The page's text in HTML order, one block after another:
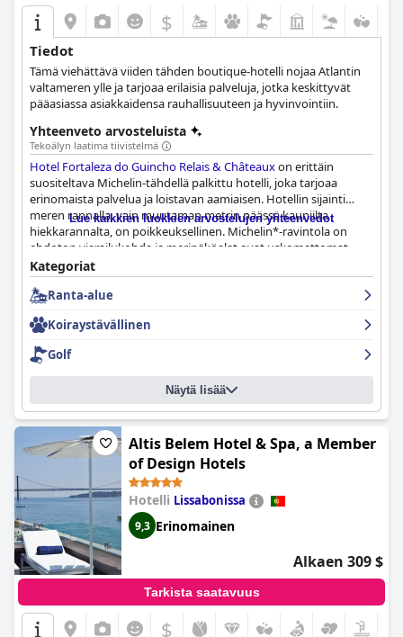
$
Tiedot
Tämä viehättävä viiden tähden boutique-hotelli nojaa Atlantin
valtameren ylle ja tarjoaa erilaisia palveluja, jotka keskittyvät
pääasiassa asiakkaidensa rauhallisuuteen ja hyvinvointiin.
Yhteenveto arvosteluista
Tekoälyn laatima tiivistelmä
Hotel Fortaleza do Guincho Relais & Châteauxon erittäin
suositeltava Michelin-tähdellä palkittu hotelli, joka tarjoaa
erinomaista palvelua ja loistavan aamiaisen. Hotellin sijainti
meren rannalla, vain muutaman metrin päässä kauniilta
hiekkarannalta, on poikkeuksellinen. Michelin*-ravintola on
ehdoton vierailukohde ja merinäköalat ovat uskomattomat.
Vaikka jotkut vieraat kokivat huoneiden olevan pieniä eivätkä
muiden 5 tähden hotellien tasoisia, vieraat nauttivat silti
kauniista ja rauhallisesta oleskelusta. Henkilökunnalla olisi
standardeja. Kaiken kaikkiaan
Hotel Fortaleza do Guincho Relais
& Châteaux
loman.
Lue kaikkien luokkien arvostelujen yhteenvedot
Kategoriat
Ranta-alue
Koiraystävällinen
Golf
Näytä lisää
Altis Belem Hotel & Spa, a Member
of Design Hotels
Hotelli Lissabonissa
9,3 Erinomainen
Alkaen 309 $
Tarkista saatavuus
$